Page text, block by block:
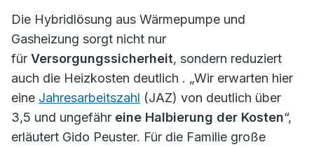
Die Hybridlösung aus Wärmepumpe und
Gasheizung sorgt nicht nur
für Versorgungssicherheit, sondern reduziert
auch die Heizkosten deutlich . „Wir erwarten hier
eine Jahresarbeitszahl (JAZ) von deutlich über
3,5 und ungefähr eine Halbierung der Kosten“,
erläutert Gido Peuster. Für die Familie große